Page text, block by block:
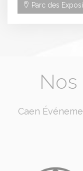
Parc des
Nos
Caen